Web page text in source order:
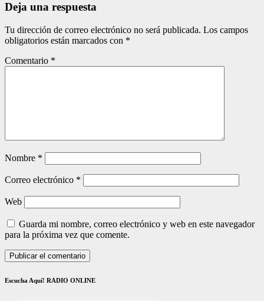
Deja una respuesta
Tu dirección de correo electrónico no será publicada. Los campos
obligatorios están marcados con *
Comentario *
Nombre *
Correo electrónico *
Web
Guarda mi nombre, correo electrónico y web en este navegador
para la próxima vez que comente.
Escucha Aquí! RADIO ONLINE